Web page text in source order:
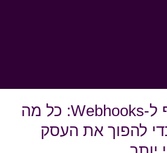
המדריך המקיף ל-Webhooks: כל מה
להפוך את העסק